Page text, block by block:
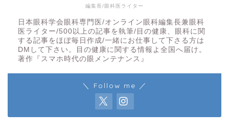
編集長/眼科医ライター
日本眼科学会眼科専門医/オンライン眼科編集長兼眼科
医ライター/500以上の記事を執筆/目の健康、眼科に関
する記事をほぼ毎日作成/一緒にお仕事して下さる方は
DMして下さい。目の健康に関する情報よ全国へ届け。
著作『スマホ時代の眼メンテナンス』
＼ Follow me ／